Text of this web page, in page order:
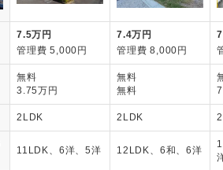
7.5万円
管理費 5,000円
7.4万円
管理費 8,000円
無料
3.75万円
無料
無料
2LDK 2LDK
11LDK、6洋、5洋 12LDK、6和、6洋